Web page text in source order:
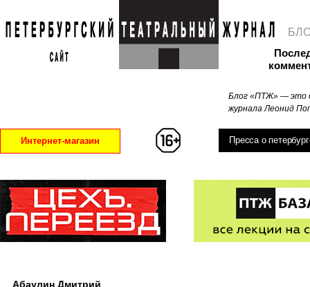
Блог «ПТЖ» — это
журнала Леонид
Интернет-магазин Пресса о
Абаулин Дмитрий